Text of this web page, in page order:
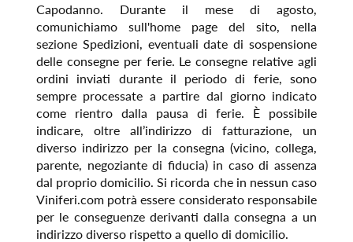
Capodanno. Durante il mese di agosto,
comunichiamo sull'home page del sito, nella
sezione Spedizioni, eventuali date di sospensione
delle consegne per ferie. Le consegne relative agli
ordini inviati durante il periodo di ferie, sono
sempre processate a partire dal giorno indicato
come rientro dalla pausa di ferie. È possibile
indicare, oltre all’indirizzo di fatturazione, un
diverso indirizzo per la consegna (vicino, collega,
parente, negoziante di fiducia) in caso di assenza
dal proprio domicilio. Si ricorda che in nessun caso
Viniferi.com potrà essere considerato responsabile
per le conseguenze derivanti dalla consegna a un
indirizzo diverso rispetto a quello di domicilio.